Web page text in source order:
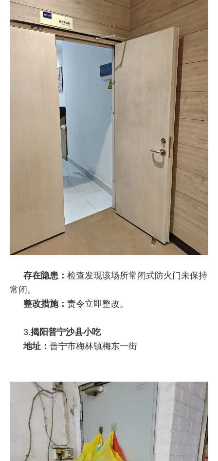
存在隐患： 检查发现该场所常闭式防火门未保持
常闭。
整改措施： 责令立即整改。
3.揭阳普宁沙县小吃
地址： 普宁市梅林镇梅东一街